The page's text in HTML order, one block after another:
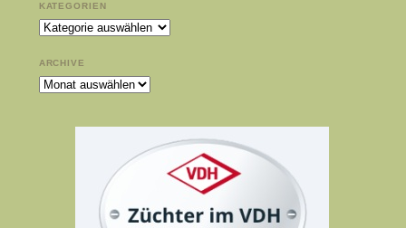
KATEGORIEN
Kategorien
ARCHIVE
Archive